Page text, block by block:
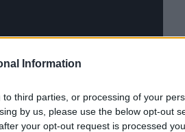
Information
third parties, or processing of your
by us, please use the below opt-out
your opt-out request is processed